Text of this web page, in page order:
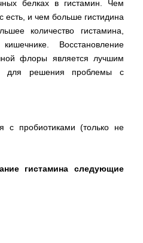
белках в гистамин. Чем
есть, и чем больше гистидина
количество гистамина,
Восстановление
флоры является лучшим
для решения проблемы с
с пробиотиками (только не
гистамина следующие